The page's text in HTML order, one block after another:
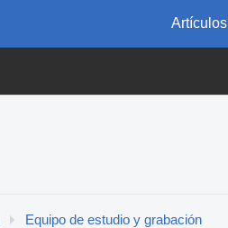
Artículos
Equipo de estudio y grabación